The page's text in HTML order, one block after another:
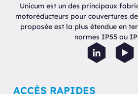
Unicum est un des principaux
motoréducteurs pour couvertures
proposée est la plus étendue en
normes IP55 ou
ACCÈS RAPIDES